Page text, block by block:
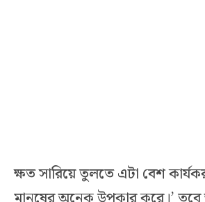
ক্ষত সারিয়ে তুলতে এটা বেশ